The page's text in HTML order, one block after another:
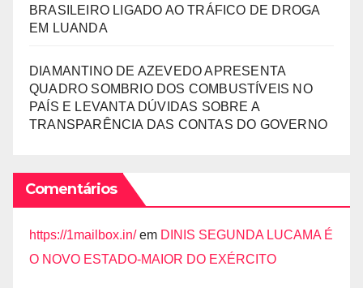
BRASILEIRO LIGADO AO TRÁFICO DE DROGA
EM LUANDA
DIAMANTINO DE AZEVEDO APRESENTA
QUADRO SOMBRIO DOS COMBUSTÍVEIS NO
PAÍS E LEVANTA DÚVIDAS SOBRE A
TRANSPARÊNCIA DAS CONTAS DO GOVERNO
Comentários
https://1mailbox.in/em DINIS SEGUNDA LUCAMA É
O NOVO ESTADO-MAIOR DO EXÉRCITO